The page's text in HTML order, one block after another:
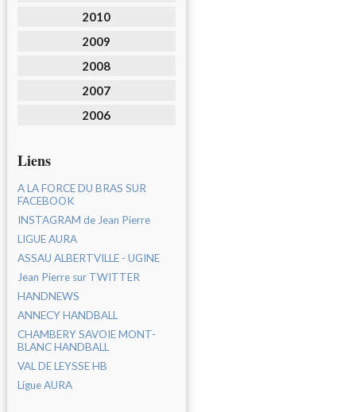
2010
2009
2008
2007
2006
Liens
A LA FORCE DU BRAS SUR
FACEBOOK
INSTAGRAM de Jean Pierre
LIGUE AURA
ASSAU ALBERTVILLE - UGINE
Jean Pierre sur TWITTER
HANDNEWS
ANNECY HANDBALL
CHAMBERY SAVOIE MONT-
BLANC HANDBALL
VAL DE LEYSSE HB
Ligue AURA